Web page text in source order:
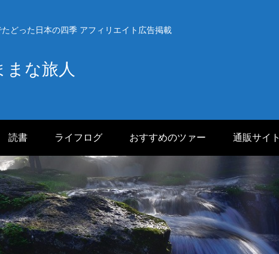
どった日本の四季 アフィリエイト広告掲載
まな旅人
読書 ライフログ おすすめのツァー 通販サイト